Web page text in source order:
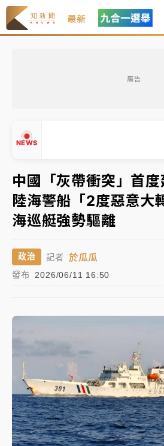
最新
廣告
NEWS
有片｜
中颱白海豚風雨來了！中部以北
響最劇烈
白海豚逼近！北市水門只出不進
4800＋拖吊費
油價持續凍漲！ 中油宣布下周一
連根拔起
中颱白海豚風雨來了！中部以北
響最劇烈
白海豚逼近！北市水門只出不進
4800＋拖吊費
▼
中國「灰帶衝突」首
陸海警船「2度惡意大
海巡艇強勢驅離
政治 記者 於瓜瓜
發布 2026/06/11 16:50